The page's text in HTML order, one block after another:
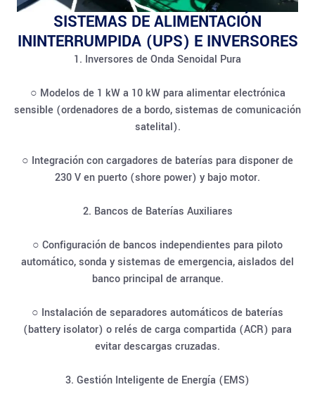
SISTEMAS DE ALIMENTACIÓN
ININTERRUMPIDA (UPS) E INVERSORES
1. Inversores de Onda Senoidal Pura
○ Modelos de 1 kW a 10 kW para alimentar electrónica
sensible (ordenadores de a bordo, sistemas de comunicación
satelital).
○ Integración con cargadores de baterías para disponer de
230 V en puerto (shore power) y bajo motor.
2. Bancos de Baterías Auxiliares
○ Configuración de bancos independientes para piloto
automático, sonda y sistemas de emergencia, aislados del
banco principal de arranque.
○ Instalación de separadores automáticos de baterías
(battery isolator) o relés de carga compartida (ACR) para
evitar descargas cruzadas.
3. Gestión Inteligente de Energía (EMS)